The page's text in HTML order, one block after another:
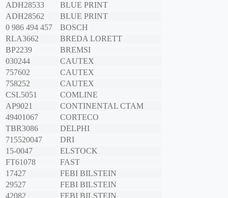
ADH28533
BLUE PRINT
ADH28562
BLUE PRINT
0 986 494 457
BOSCH
RLA3662
BREDA LORETT
BP2239
BREMSI
030244
CAUTEX
757602
CAUTEX
758252
CAUTEX
CSL5051
COMLINE
AP9021
CONTINENTAL CTAM
49401067
CORTECO
TBR3086
DELPHI
715520047
DRI
15-0047
ELSTOCK
FT61078
FAST
17427
FEBI BILSTEIN
29527
FEBI BILSTEIN
42082
FEBI BILSTEIN